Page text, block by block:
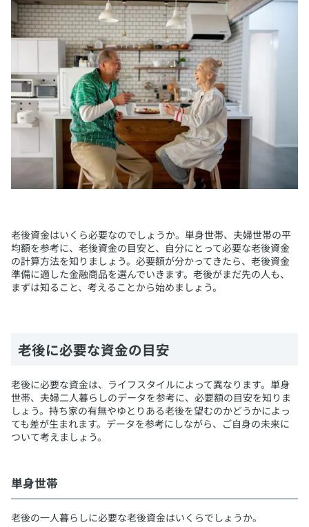
​老後資金はいくら必要なのでしょうか。単身世帯、夫婦世帯の平
均額を参考に、老後資金の目安と、自分にとって必要な老後資金
の計算方法を知りましょう。必要額が分かってきたら、老後資金
準備に適した金融商品を選んでいきます。老後がまだ先の人も、
まずは知ること、考えることから始めましょう。
​老後に必要な資金の目安
​老後に必要な資金は、ライフスタイルによって異なります。単身
世帯、夫婦二人暮らしのデータを参考に、必要額の目安を知りま
しょう。持ち家の有無やゆとりある老後を望むのかどうかによっ
ても差が生まれます。データを参考にしながら、ご自身の未来に
ついて考えましょう。
​単身世帯
​老後の一人暮らしに必要な老後資金はいくらでしょうか。